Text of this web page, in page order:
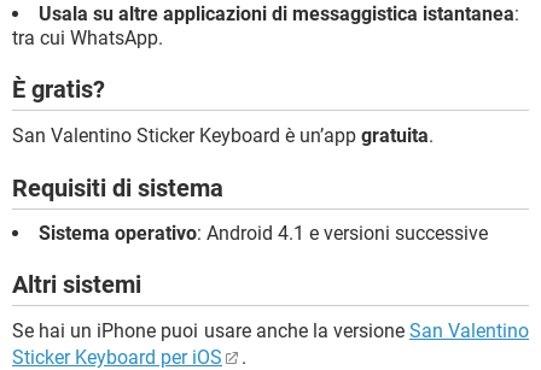
Usala su altre applicazioni di messaggistica istantanea:
tra cui WhatsApp.
È gratis?
San Valentino Sticker Keyboard è un’app gratuita.
Requisiti di sistema
Sistema operativo: Android 4.1 e versioni successive
Altri sistemi
Se hai un iPhone puoi usare anche la versione San Valentino
Sticker Keyboard per iOS
.